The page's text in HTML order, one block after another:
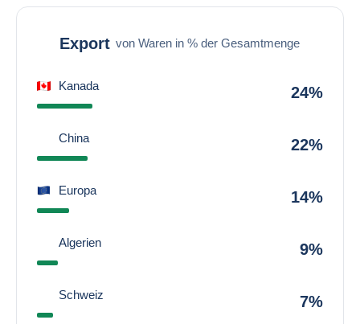
Export von Waren in % der Gesamtmenge
Kanada 24%
China 22%
Europa 14%
Algerien 9%
Schweiz 7%